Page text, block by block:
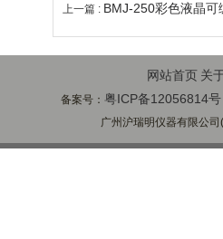
上一篇 : BMJ-250彩色液晶可
网站首页 关
备案号： 粤ICP备12056814号
广州沪瑞明仪器有限公